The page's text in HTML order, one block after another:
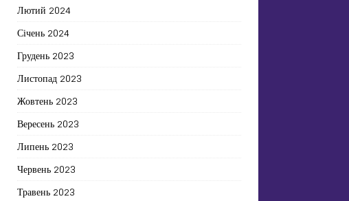
Лютий 2024
Січень 2024
Грудень 2023
Листопад 2023
Жовтень 2023
Вересень 2023
Липень 2023
Червень 2023
Травень 2023